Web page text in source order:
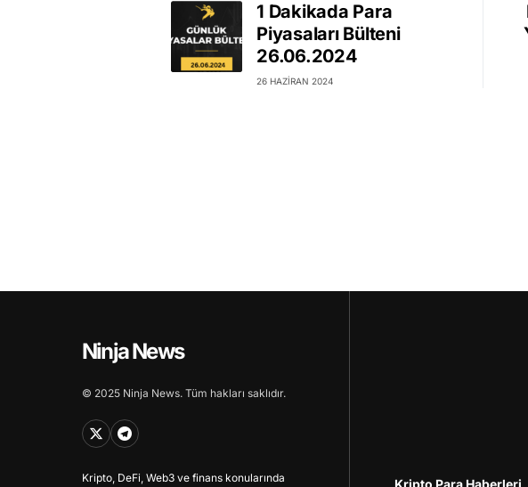
1 Dakikada Para
Piyasaları Bülteni
26.06.2024
26 HAZIRAN 2024
Ninja News
© 2025 Ninja News. Tüm hakları saklıdır.
Kripto, DeFi, Web3 ve finans konularında